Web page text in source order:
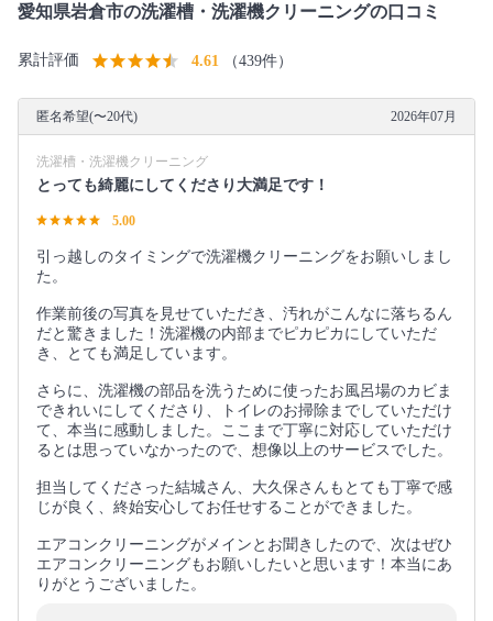
愛知県岩倉市の洗濯槽・洗濯機クリーニングの口コミ
累計評価 4.61 （439件）
匿名希望(〜20代) 2026年07月
洗濯槽・洗濯機クリーニング
とっても綺麗にしてくださり大満足です！
5.00
引っ越しのタイミングで洗濯機クリーニングをお願いしまし
た。
作業前後の写真を見せていただき、汚れがこんなに落ちるん
だと驚きました！洗濯機の内部までピカピカにしていただ
き、とても満足しています。
さらに、洗濯機の部品を洗うために使ったお風呂場のカビま
できれいにしてくださり、トイレのお掃除までしていただけ
て、本当に感動しました。ここまで丁寧に対応していただけ
るとは思っていなかったので、想像以上のサービスでした。
担当してくださった結城さん、大久保さんもとても丁寧で感
じが良く、終始安心してお任せすることができました。
エアコンクリーニングがメインとお聞きしたので、次はぜひ
エアコンクリーニングもお願いしたいと思います！本当にあ
りがとうございました。